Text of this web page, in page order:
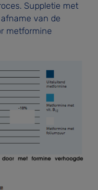
Suppletie met
van de
metformine